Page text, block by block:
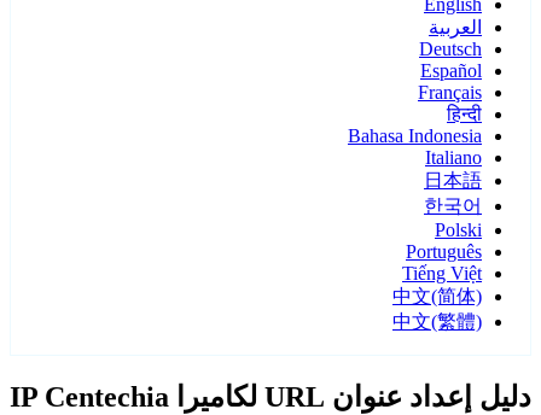
English
العربية
Deutsch
Español
Français
हिन्दी
Bahasa Indonesia
Italiano
日本語
한국어
Polski
Português
Tiếng Việt
中文(简体)
中文(繁體)
دليل إعداد عنوان URL لكاميرا IP Centechia